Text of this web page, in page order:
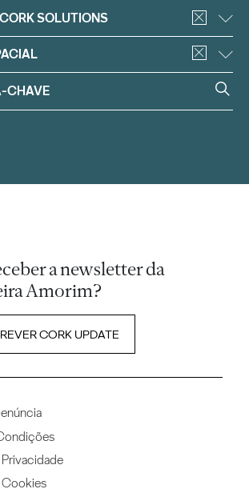
SOLUTIONS
a newsletter da
Amorim?
CORK UPDATE
Cookies